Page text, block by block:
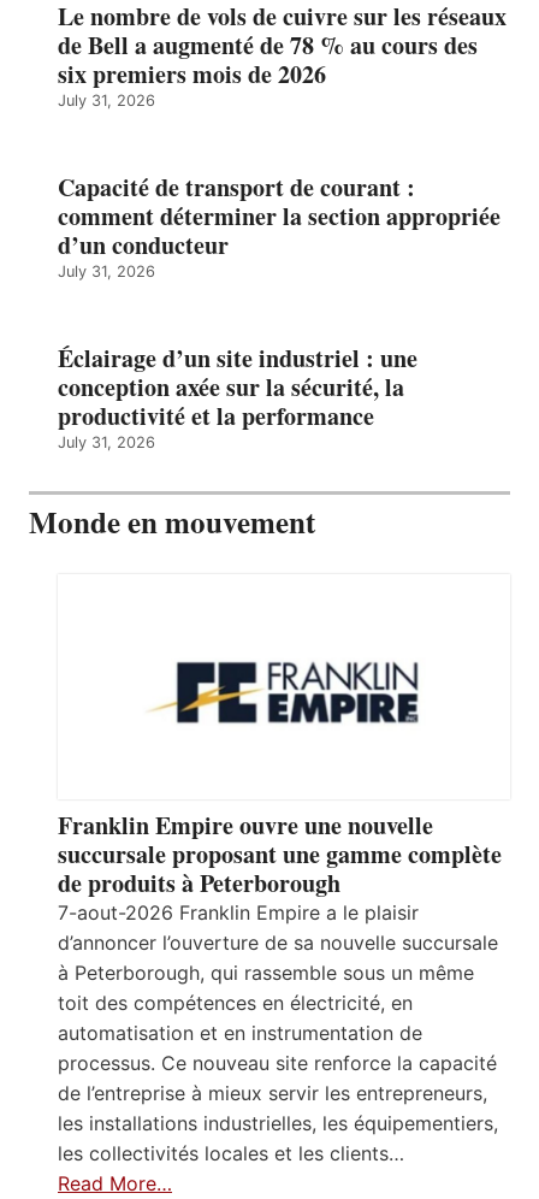
Le nombre de vols de cuivre sur les réseaux
de Bell a augmenté de 78 % au cours des
six premiers mois de 2026
July 31, 2026
Capacité de transport de courant :
comment déterminer la section appropriée
d’un conducteur
July 31, 2026
Éclairage d’un site industriel : une
conception axée sur la sécurité, la
productivité et la performance
July 31, 2026
Monde en mouvement
Franklin Empire ouvre une nouvelle
succursale proposant une gamme complète
de produits à Peterborough
7-aout-2026 Franklin Empire a le plaisir
d’annoncer l’ouverture de sa nouvelle succursale
à Peterborough, qui rassemble sous un même
toit des compétences en électricité, en
automatisation et en instrumentation de
processus. Ce nouveau site renforce la capacité
de l’entreprise à mieux servir les entrepreneurs,
les installations industrielles, les équipementiers,
les collectivités locales et les clients…
Read More…